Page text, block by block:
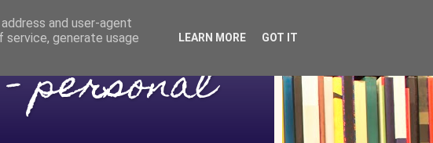
personal
and user-agent
generate usage
LEARN MORE GOT IT